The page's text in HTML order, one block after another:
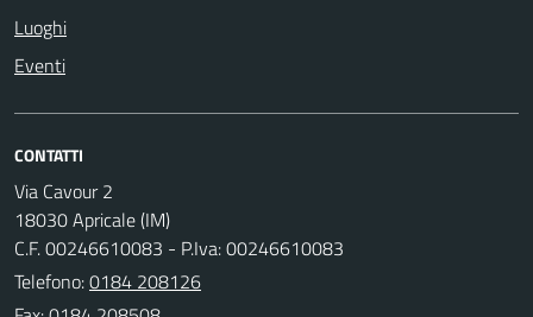
Luoghi
Eventi
CONTATTI
Via Cavour 2
18030 Apricale (IM)
C.F. 00246610083 - P.Iva: 00246610083
Telefono:0184 208126